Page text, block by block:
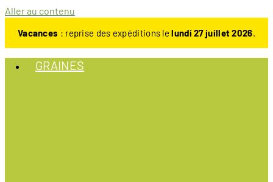
Aller au contenu
Vacances : reprise des expéditions lelundi 27 juillet 2026.
GRAINES